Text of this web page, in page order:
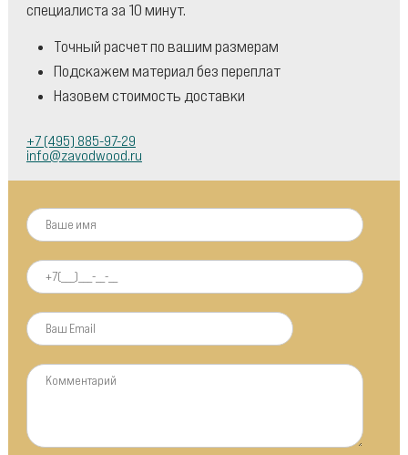
специалиста за 10 минут.
Точный расчет по вашим размерам
Подскажем материал без переплат
Назовем стоимость доставки
+7 (495) 885-97-29
info@zavodwood.ru